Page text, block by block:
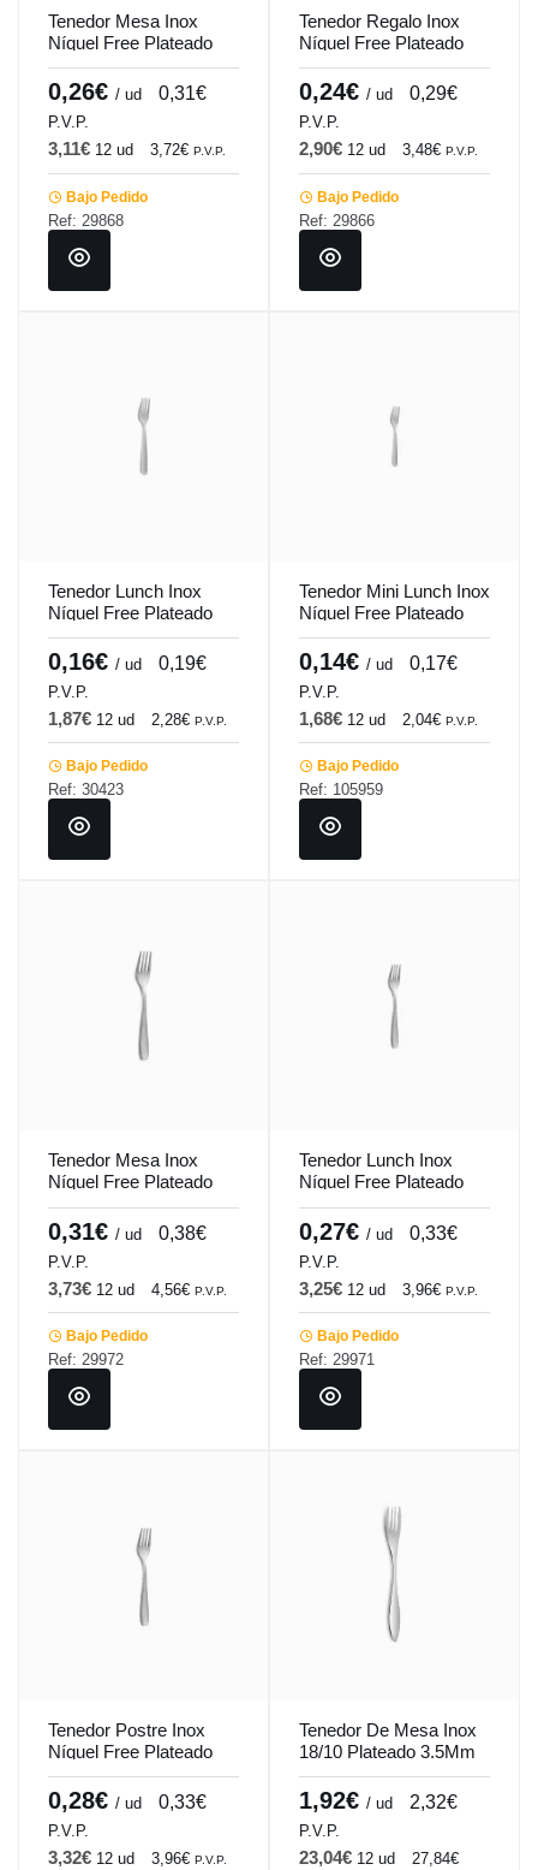
Tenedor Mesa Inox
Níquel Free Plateado
Vibrado Finish 1.5 Mm
1001 Comas
0,26€ / ud 0,31€
P.V.P.
3,11€ 12 ud 3,72€ P.V.P.
Bajo Pedido
Ref: 29868
Tenedor Regalo Inox
Níquel Free Plateado
Vibrado Finish 1.2 Mm
1001 Comas
0,24€ / ud 0,29€
P.V.P.
2,90€ 12 ud 3,48€ P.V.P.
Bajo Pedido
Ref: 29866
Tenedor Lunch Inox
Níquel Free Plateado
Vibrado Finish 1.2 Mm
1001 Comas
0,16€ / ud 0,19€
P.V.P.
1,87€ 12 ud 2,28€ P.V.P.
Bajo Pedido
Ref: 30423
Tenedor Mini Lunch Inox
Níquel Free Plateado
Vibrado Finish 1.0 Mm
1001 Comas
0,14€ / ud 0,17€
P.V.P.
1,68€ 12 ud 2,04€ P.V.P.
Bajo Pedido
Ref: 105959
Tenedor Mesa Inox
Níquel Free Plateado
1.5 Mm Hotel Comas
0,31€ / ud 0,38€
P.V.P.
3,73€ 12 ud 4,56€ P.V.P.
Bajo Pedido
Ref: 29972
Tenedor Lunch Inox
Níquel Free Plateado
1.2 Mm Hotel Comas
0,27€ / ud 0,33€
P.V.P.
3,25€ 12 ud 3,96€ P.V.P.
Bajo Pedido
Ref: 29971
Tenedor Postre Inox
Níquel Free Plateado
1.5 Mm Hotel Comas
0,28€ / ud 0,33€
P.V.P.
3,32€ 12 ud 3,96€ P.V.P.
Tenedor De Mesa Inox
18/10 Plateado 3.5Mm
Espesor Online Comas
1,92€ / ud 2,32€
P.V.P.
23,04€ 12 ud 27,84€